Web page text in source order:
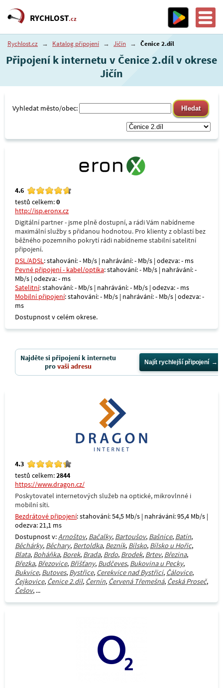
RYCHLOST.cz
Rychlost.cz → Katalog připojení → Jičín → Čenice 2.díl
Připojení k internetu v Čenice 2.díl v okrese
Jičín
Vyhledat město/obec:
4.6
testů celkem:0
http://isp.eronx.cz
Digitální partner - jsme plně dostupní, a rádi Vám nabídneme
maximální služby s přidanou hodnotou. Pro klienty z oblastí bez
běžného pozemního pokrytí rádi nabídneme stabilní satelitní
připojení.
DSL/ADSL: stahování: - Mb/s | nahrávání: - Mb/s | odezva: - ms
Pevné připojení - kabel/optika: stahování: - Mb/s | nahrávání: -
Mb/s | odezva: - ms
Satelitní: stahování: - Mb/s | nahrávání: - Mb/s | odezva: - ms
Mobilní připojení: stahování: - Mb/s | nahrávání: - Mb/s | odezva: -
ms
Dostupnost v celém okrese.
Najděte si připojení k internetu
provaši adresu Najít rychlejší připojení
4.3
testů celkem:2844
https://www.dragon.cz/
Poskytovatel internetových služeb na optické, mikrovlnné i
mobilní síti.
Bezdrátové připojení: stahování: 54,5 Mb/s | nahrávání: 95,4 Mb/s |
odezva: 21,1 ms
Dostupnost v:Arnoštov, Bačalky, Bartoušov, Bašnice, Batín,
Běchárky, Běchary, Bertoldka, Bezník, Bílsko, Bílsko u Hořic,
Blata, Boháňka, Borek, Brada, Brdo, Brodek, Brtev, Březina,
Březka, Březovice, Bříšťany, Budčeves, Bukovina u Pecky,
Bukvice, Butoves, Bystřice, Cerekvice nad Bystřicí, Čálovice,
Čejkovice, Čenice 2.díl, Černín, Červená Třemešná, Česká Proseč,
Češov, ...